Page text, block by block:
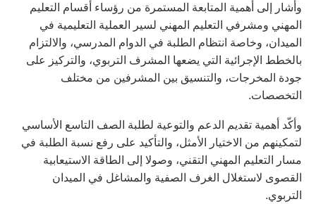
وأشار إلى أهمية المتابعة المستمرة من رؤساء أقسام التعليم
المهني ومشرفي التعليم المهني لسير العملية التعليمية في
الميدان، وخاصة انتظام الطلبة في الدوام المدرسي، والالتزام
بالخطط الإجرائية التي يضعها المشرف التربوي، والتركيز على
جودة المخرجات، والتنسيق بين المشرفين من مختلف
التخصصات.
وأكّد أهمية تقديم الدعم والتوعية لطلبة الصف التاسع الأساسي
لتمكينهم من الاختيار الأمثل، والتأكيد على رفع نسبة الطلبة في
مسار التعليم المهني التقني، وصولا إلى الطاقة الاستيعابية
القصوى لاستغلال الغرف الصفية والمشاغل في الميدان
التربوي.